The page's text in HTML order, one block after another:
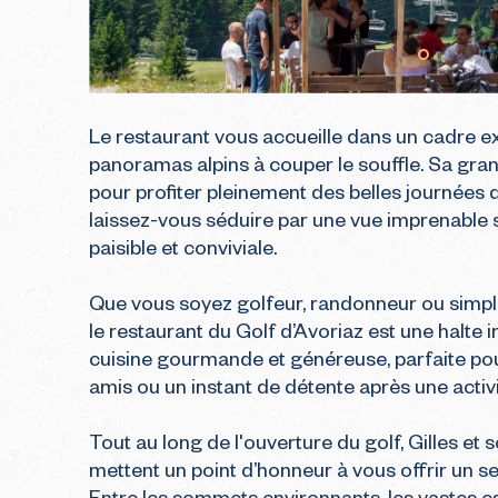
Le restaurant vous accueille dans un cadre
panoramas alpins à couper le souffle. Sa
pour profiter pleinement des belles journées
laissez-vous séduire par une vue
paisible et conviviale.
Que vous soyez golfeur, randonneur ou
le restaurant du Golf d’Avoriaz est une
cuisine gourmande et généreuse, parfaite
amis ou un instant de détente après une
Tout au long de l'ouverture du golf, Gilles et
mettent un point d’honneur à vous offrir un